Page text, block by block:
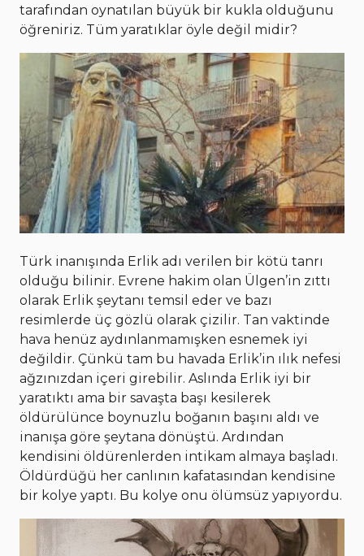
tarafından oynatılan büyük bir kukla olduğunu
öğreniriz. Tüm yaratıklar öyle değil midir?
Türk inanışında Erlik adı verilen bir kötü tanrı
olduğu bilinir. Evrene hakim olan Ülgen’in zıttı
olarak Erlik şeytanı temsil eder ve bazı
resimlerde üç gözlü olarak çizilir. Tan vaktinde
hava henüz aydınlanmamışken esnemek iyi
değildir. Çünkü tam bu havada Erlik’in ılık nefesi
ağzınızdan içeri girebilir. Aslında Erlik iyi bir
yaratıktı ama bir savaşta başı kesilerek
öldürülünce boynuzlu boğanın başını aldı ve
inanışa göre şeytana dönüştü. Ardından
kendisini öldürenlerden intikam almaya başladı.
Öldürdüğü her canlının kafatasından kendisine
bir kolye yaptı. Bu kolye onu ölümsüz yapıyordu.